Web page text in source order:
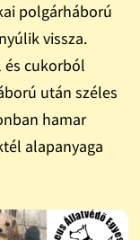
polgárháború
vissza.
cukorból
után széles
hamar
alapanyaga